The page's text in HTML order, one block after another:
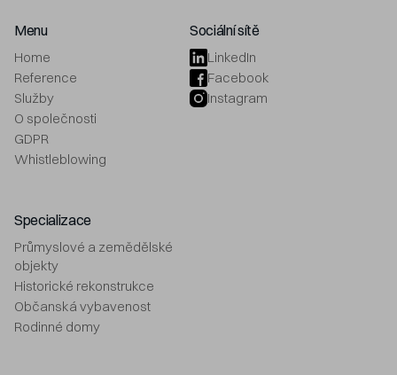
Menu
Home
Reference
Služby
O společnosti
GDPR
Whistleblowing
Sociální sítě
LinkedIn
Facebook
Instagram
Specializace
Průmyslové a zemědělské
objekty
Historické rekonstrukce
Občanská vybavenost
Rodinné domy